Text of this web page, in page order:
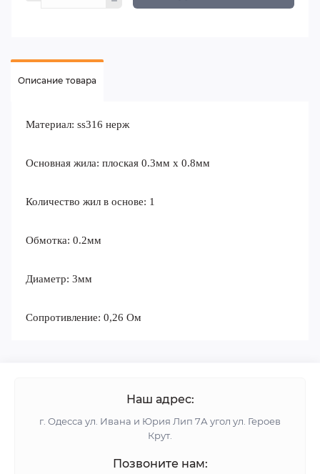
Описание товара
Материал: ss316 нерж
Основная жила: плоская 0.3мм x 0.8мм
Количество жил в основе: 1
Обмотка: 0.2мм
Диаметр: 3мм
Сопротивление: 0,26 Ом
Наш адрес:
г. Одесса ул. Ивана и Юрия Лип 7А угол ул. Героев
Крут.
Позвоните нам: